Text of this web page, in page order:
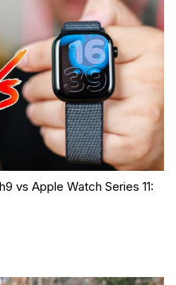
vs Apple Watch Series 11: